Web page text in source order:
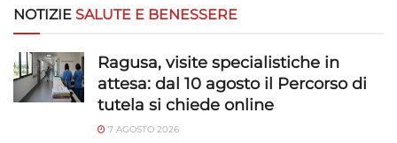
NOTIZIE SALUTE E BENESSERE
Ragusa, visite specialistiche in
attesa: dal 10 agosto il Percorso di
tutela si chiede online
7 AGOSTO 2026